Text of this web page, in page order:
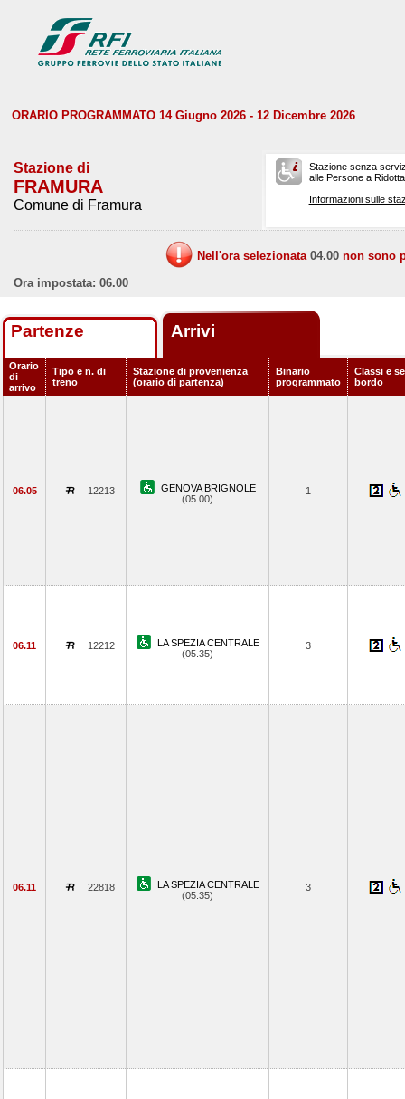
ORARIO PROGRAMMATO 14 Giugno 2026 - 12 Dicembre 2026
Stazione di
FRAMURA
Comune di Framura
Stazione senza
alle Persone a
Informazioni sulle
Nell'ora selezionata 04.00 non sono
Ora impostata: 06.00
Partenze Arrivi
Orario
di
arrivo
Tipo e n. di
treno
Stazione di provenienza
(orario di partenza)
Binario
programmato
Classi e
bordo
06.05 12213
GENOVA BRIGNOLE
(05.00)
1
06.11 12212
LA SPEZIA CENTRALE
(05.35)
3
06.11 22818
LA SPEZIA CENTRALE
(05.35)
3